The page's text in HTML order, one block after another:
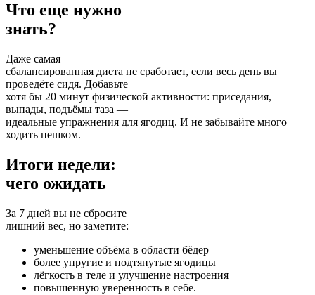
Что еще нужно
знать?
Даже самая
сбалансированная диета не сработает, если весь день вы
проведёте сидя. Добавьте
хотя бы 20 минут физической активности: приседания,
выпады, подъёмы таза —
идеальные упражнения для ягодиц. И не забывайте много
ходить пешком.
Итоги недели:
чего ожидать
За 7 дней вы не сбросите
лишний вес, но заметите:
уменьшение объёма в области бёдер
более упругие и подтянутые ягодицы
лёгкость в теле и улучшение настроения
повышенную уверенность в себе.